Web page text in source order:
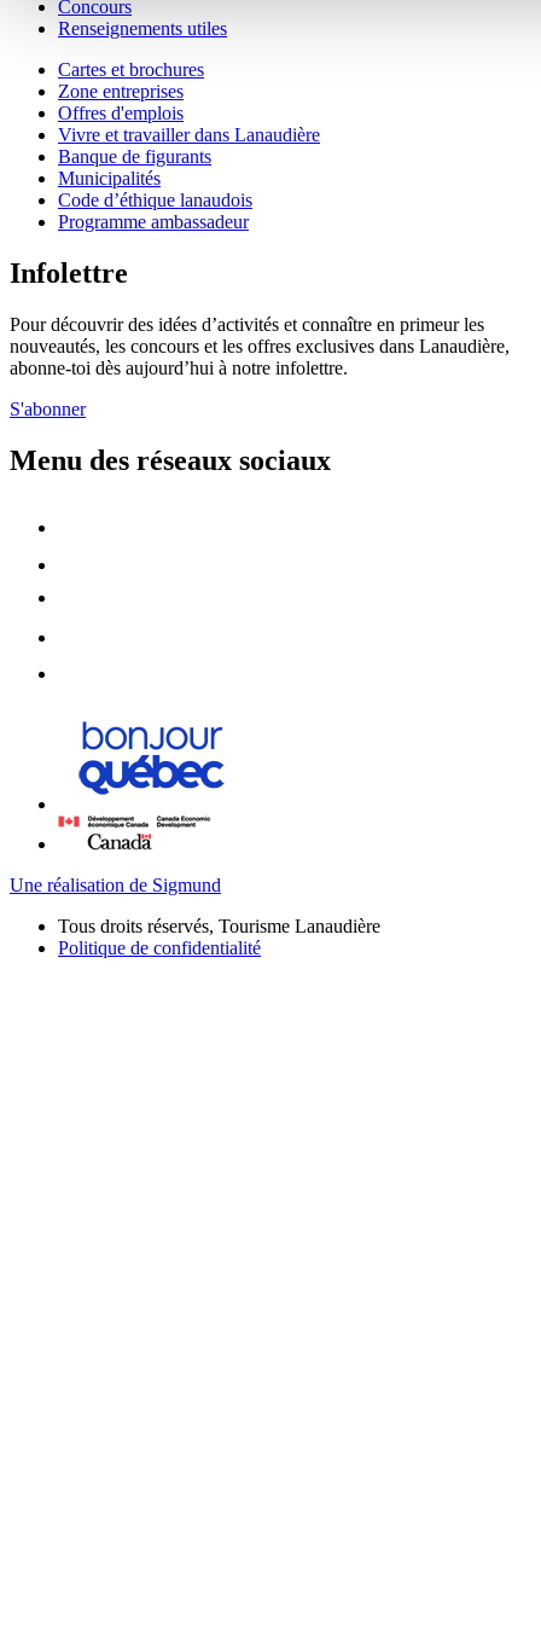
Concours
Renseignements utiles
Cartes et brochures
Zone entreprises
Offres d'emplois
Vivre et travailler dans Lanaudière
Banque de figurants
Municipalités
Code d’éthique lanaudois
Programme ambassadeur
Infolettre
Pour découvrir des idées d’activités et connaître en primeur les
nouveautés, les concours et les offres exclusives dans Lanaudière,
abonne-toi dès aujourd’hui à notre infolettre.
S'abonner
Menu des réseaux sociaux
Une réalisation de Sigmund
Tous droits réservés, Tourisme Lanaudière
Politique de confidentialité